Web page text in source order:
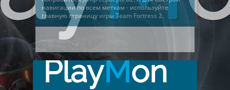
навигации по всем меткам - используйте
главную страницу игры Team Fortress 2.
PlayMon